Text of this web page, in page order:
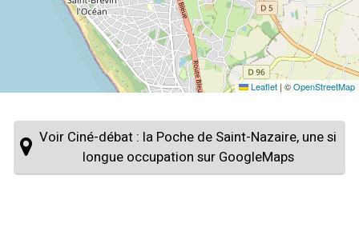
Leaflet | ©OpenStreetMap
Voir Ciné-débat : la Poche de Saint-Nazaire, une si
longue occupation sur GoogleMaps